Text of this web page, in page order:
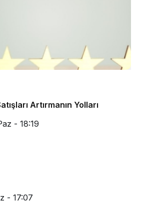
Artırmanın Yolları
- 18:19
- 17:07